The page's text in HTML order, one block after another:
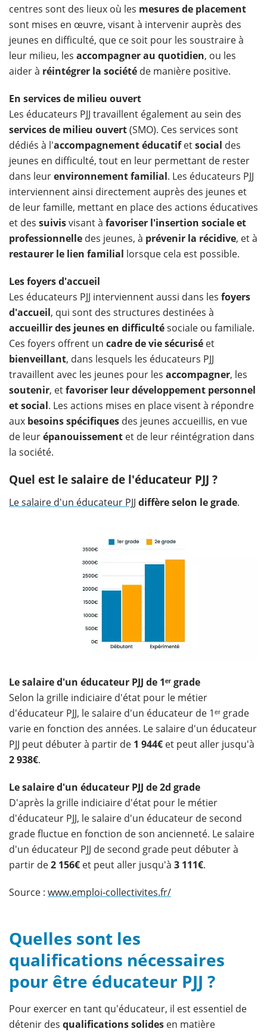
centres sont des lieux où les mesures de placement
sont mises en œuvre, visant à intervenir auprès des
jeunes en difficulté, que ce soit pour les soustraire à
leur milieu, les accompagner au quotidien, ou les
aider à réintégrer la société de manière positive.
En services de milieu ouvert
Les éducateurs PJJ travaillent également au sein des
services de milieu ouvert(SMO). Ces services sont
dédiés à l'accompagnement éducatifetsocial des
jeunes en difficulté, tout en leur permettant de rester
dans leurenvironnement familial. Les éducateurs PJJ
interviennent ainsi directement auprès des jeunes et
de leur famille, mettant en place des actions éducatives
et des suivisvisant à favoriser l'insertion sociale et
professionnelle des jeunes, à prévenir la récidive, et à
restaurer le lien familial lorsque cela est possible.
Les foyers d'accueil
Les éducateurs PJJ interviennent aussi dans les foyers
d'accueil, qui sont des structures destinées à
accueillir des jeunes en difficultésociale ou familiale.
Ces foyers offrent un cadre de vie sécurisé et
bienveillant, dans lesquels les éducateurs PJJ
travaillent avec les jeunes pour les accompagner, les
soutenir, etfavoriser leur développement personnel
et social. Les actions mises en place visent à répondre
aux besoins spécifiques des jeunes accueillis, en vue
de leurépanouissement et de leur réintégration dans
la société.
Quel est le salaire de l'éducateur PJJ ?
Le salaire d'un éducateur PJJ diffère selon le grade.
Le salaire d'un éducateur PJJ de 1ᵉʳ grade
Selon la grille indiciaire d'état pour le métier
d'éducateur PJJ, le salaire d'un éducateur de 1ᵉʳ grade
varie en fonction des années. Le salaire d'un éducateur
PJJ peut débuter à partir de 1 944€ et peut aller jusqu'à
2 938€.
Le salaire d'un éducateur PJJ de 2d grade
D'après la grille indiciaire d'état pour le métier
d'éducateur PJJ, le salaire d'un éducateur de second
grade fluctue en fonction de son ancienneté. Le salaire
d'un éducateur PJJ de second grade peut débuter à
partir de2 156€ et peut aller jusqu'à 3 111€.
Source : www.emploi-collectivites.fr/
Quelles sont les
qualifications nécessaires
pour être éducateur PJJ ?
Pour exercer en tant qu'éducateur, il est essentiel de
détenir des qualifications solides en matière